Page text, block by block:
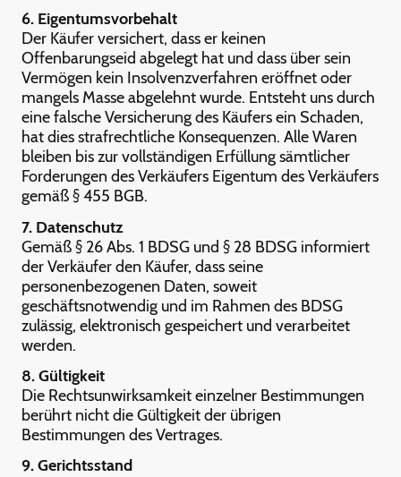
6. Eigentumsvorbehalt
Der Käufer versichert, dass er keinen
Offenbarungseid abgelegt hat und dass über sein
Vermögen kein Insolvenzverfahren eröffnet oder
mangels Masse abgelehnt wurde. Entsteht uns durch
eine falsche Versicherung des Käufers ein Schaden,
hat dies strafrechtliche Konsequenzen. Alle Waren
bleiben bis zur vollständigen Erfüllung sämtlicher
Forderungen des Verkäufers Eigentum des Verkäufers
gemäß § 455 BGB.
7. Datenschutz
Gemäß § 26 Abs. 1 BDSG und § 28 BDSG informiert
der Verkäufer den Käufer, dass seine
personenbezogenen Daten, soweit
geschäftsnotwendig und im Rahmen des BDSG
zulässig, elektronisch gespeichert und verarbeitet
werden.
8. Gültigkeit
Die Rechtsunwirksamkeit einzelner Bestimmungen
berührt nicht die Gültigkeit der übrigen
Bestimmungen des Vertrages.
9. Gerichtsstand